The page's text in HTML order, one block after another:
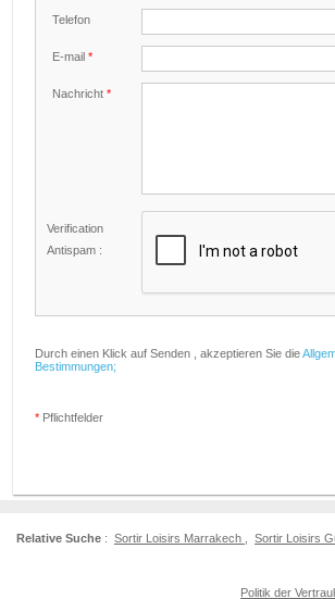
Telefon
E-mail *
Nachricht *
Verification
Antispam :
Durch einen Klick auf Senden , akzeptieren Sie die
Bestimmungen;
* Pflichtfelder
Relative Suche : Sortir Loisirs Marrakech Sortir Loisirs
Politik der